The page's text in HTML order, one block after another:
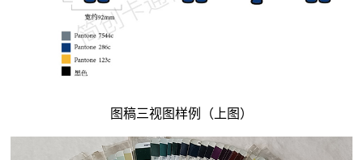
图稿三视图样例（上图）